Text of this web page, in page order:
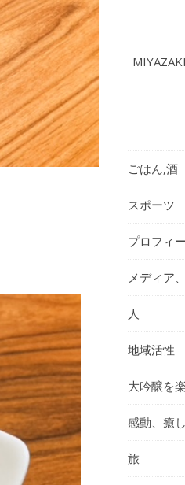
ごはん,酒
スポーツ
プロフィ
メディア
人
地域活性
大吟醸を
感動、癒
旅